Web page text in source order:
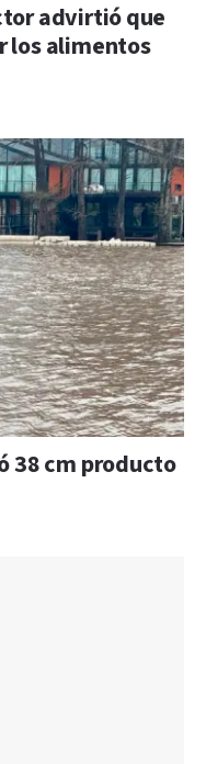
advirtió que
los alimentos
38 cm producto